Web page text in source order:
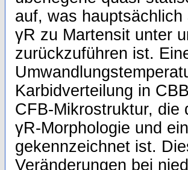
auf, was
γR zu Martensit unter
zurückzuführen ist.
Karbidverteilung in
CFB-Mikrostruktur, die
γR-Morphologie und
gekennzeichnet ist.
Veränderungen bei